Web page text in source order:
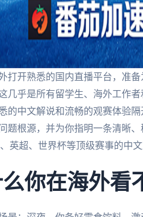
打开熟悉的国内直播平台，准
几乎是所有留学生、海外工作
的中文解说和流畅的观赛体验
题根源，并为你指明一条清晰
英超、世界杯等顶级赛事的中文
你在海外看